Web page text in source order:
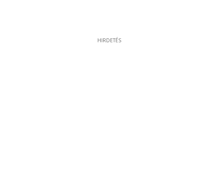
HIRDETÉS